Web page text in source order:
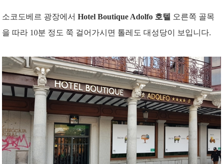
소코도베르 광장에서 Hotel Boutique Adolfo 호텔 오른쪽 골목
을 따라 10분 정도 쭉 걸어가시면 톨레도 대성당이 보입니다.